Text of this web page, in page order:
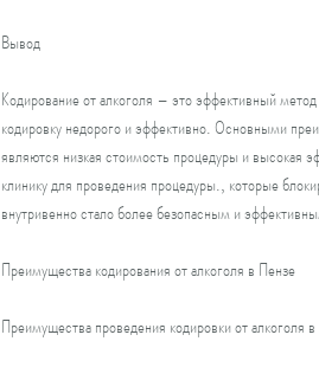
Вывод
Кодирование от алкоголя – это эффективный
кодировку недорого и эффективно. Основными
являются низкая стоимость процедуры и высокая
клинику для проведения процедуры., которые
внутривенно стало более безопасным и
Преимущества кодирования от алкоголя в Пензе
Преимущества проведения кодировки от алкоголя